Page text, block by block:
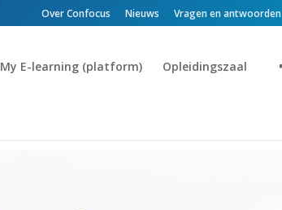
Over Confocus Nieuws Vragen en antwoorden
My E-learning (platform) Opleidingszaal